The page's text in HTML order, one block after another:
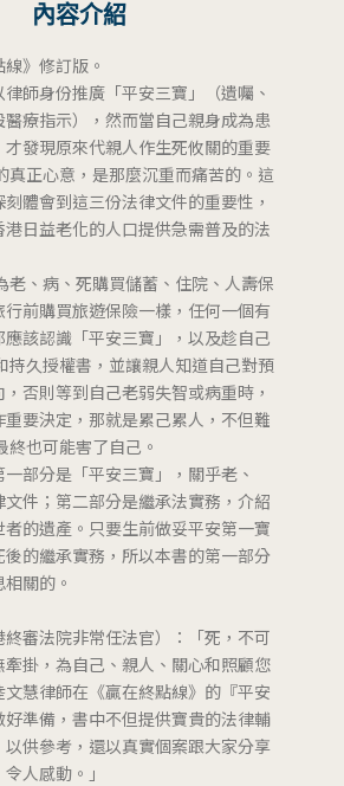
內容介紹
》修訂版。
師身份推廣「平安三寶」（遺囑、
療指示），然而當自己親身成為患
發現原來代親人作生死攸關的重要
真正心意，是那麼沉重而痛苦的。這
體會到這三份法律文件的重要性，
日益老化的人口提供急需普及的法
老、病、死購買儲蓄、住院、人壽保
前購買旅遊保險一樣，任何一個有
該認識「平安三寶」，以及趁自己
持久授權書，並讓親人知道自己對預
否則等到自己老弱失智或病重時，
要決定，那就是累己累人，不但難
終也可能害了自己。
部分是「平安三寶」，關乎老、
件；第二部分是繼承法實務，介紹
的遺產。只要生前做妥平安第一寶
的繼承實務，所以本書的第一部分
關的。
審法院非常任法官）：「死，不可
掛，為自己、親人、關心和照顧您
慧律師在《贏在終點線》的『平安
準備，書中不但提供寶貴的法律輔
供參考，還以真實個案跟大家分享
人感動。」